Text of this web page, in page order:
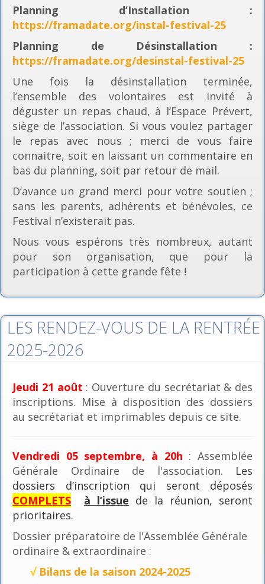
Planning d’Installation :
https://framadate.org/instal-festival-25
Planning de Désinstallation :
https://framadate.org/desinstal-festival-25
Une fois la désinstallation terminée,
l’ensemble des volontaires est invité à
déguster un repas chaud, à l’Espace Prévert,
siège de l’association. Si vous voulez partager
le repas avec nous ; merci de vous faire
connaitre, soit en laissant un commentaire en
bas du planning, soit par retour de mail.
D’avance un grand merci pour votre soutien ;
sans les parents, adhérents et bénévoles, ce
Festival n’existerait pas.
Nous vous espérons très nombreux, autant
pour son organisation, que pour la
participation à cette grande fête !
LES RENDEZ-VOUS DE LA RENTRÉE
2025-2026
Jeudi 21 août : Ouverture du secrétariat & des
inscriptions. Mise à disposition des dossiers
au secrétariat et imprimables depuis ce site.
Vendredi 05 septembre, à 20h : Assemblée
Générale Ordinaire de l'association. Les
dossiers d’inscription qui seront déposés
COMPLETS
à l’issue de la réunion, seront
prioritaires.
Dossier préparatoire de l'Assemblée Générale
ordinaire & extraordinaire :
√ Bilans de la saison 2024-2025